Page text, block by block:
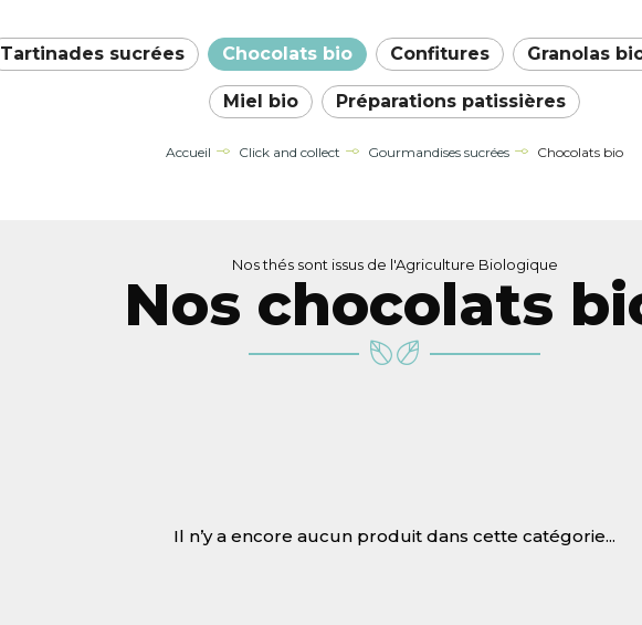
Tartinades sucrées Chocolats bio Confitures Granolas
Miel bio Préparations patissières
Accueil Click and collect Gourmandises sucrées Chocolats bio
Nos thés sont issus de l'Agriculture Biologique
Nos chocolats
Il n’y a encore aucun produit dans cette catégorie...